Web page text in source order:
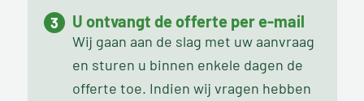
U ontvangt de offerte per e-mail
Wij gaan aan de slag met uw aanvraag
en sturen u binnen enkele dagen de
offerte toe. Indien wij vragen hebben